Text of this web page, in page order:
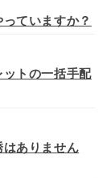
ていますか？
ットの一括手配
ありません